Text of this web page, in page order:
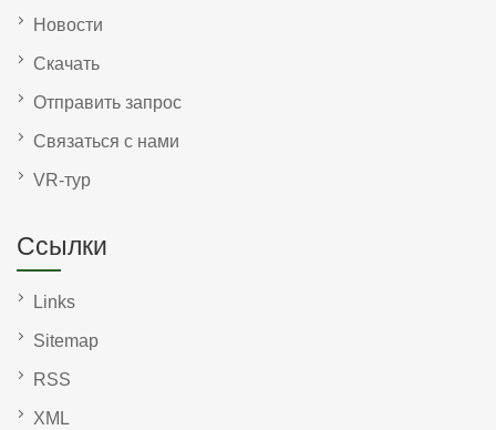
Новости
Скачать
Отправить запрос
Связаться с нами
VR-тур
Ссылки
Links
Sitemap
RSS
XML